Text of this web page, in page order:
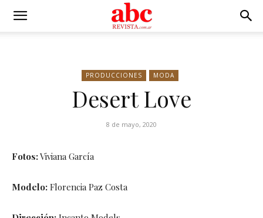
PRODUCCIONES MODA
Desert Love
8 de mayo, 2020
Fotos:Viviana García
Modelo: Florencia Paz Costa